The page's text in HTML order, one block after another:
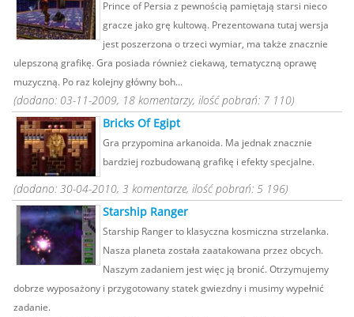
Prince of Persia z pewnością pamiętają starsi nieco
gracze jako grę kultową. Prezentowana tutaj wersja
jest poszerzona o trzeci wymiar, ma także znacznie
ulepszoną grafikę. Gra posiada również ciekawą, tematyczną oprawę
muzyczną. Po raz kolejny główny boh...
(dodano: 03-11-2009, 18 komentarzy, ilość pobrań: 7 110)
Bricks Of Egipt
Gra przypomina arkanoida. Ma jednak znacznie
bardziej rozbudowaną grafikę i efekty specjalne.
(dodano: 30-04-2010, 3 komentarze, ilość pobrań: 5 196)
Starship Ranger
Starship Ranger to klasyczna kosmiczna strzelanka.
Nasza planeta została zaatakowana przez obcych.
Naszym zadaniem jest więc ją bronić. Otrzymujemy
dobrze wyposażony i przygotowany statek gwiezdny i musimy wypełnić
zadanie.